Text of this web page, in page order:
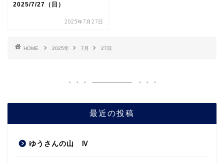
2025/7/27（日）
2025年7月27日
HOME 2025年 7月 27日
最近の投稿
ゆうさんの山 Ⅳ